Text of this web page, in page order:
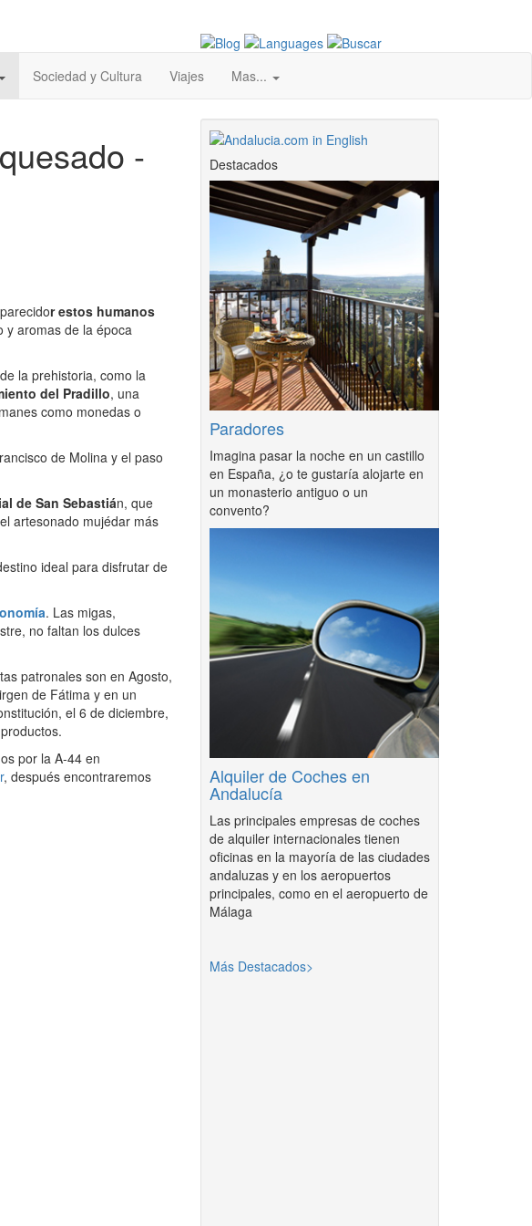
Sociedad y Cultura Viajes Mas...
-
r estos humanos
y aromas de la época
la prehistoria, como la
del Pradillo, una
como monedas o
de Molina y el paso
de San Sebastián, que
artesonado mujédar más
ideal para disfrutar de
. Las migas,
no faltan los dulces
patronales son en Agosto,
de Fátima y en un
el 6 de diciembre,
por la A-44 en
, después encontraremos
Destacados
Paradores
Imagina pasar la noche en un castillo
en España, ¿o te gustaría alojarte en
un monasterio antiguo o un
convento?
Alquiler de Coches en
Andalucía
Las principales empresas de coches
de alquiler internacionales tienen
oficinas en la mayoría de las ciudades
andaluzas y en los aeropuertos
principales, como en el aeropuerto de
Málaga
Más Destacados>